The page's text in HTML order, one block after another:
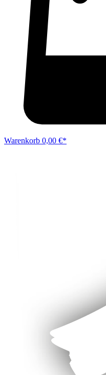
Warenkorb 0,00 €*